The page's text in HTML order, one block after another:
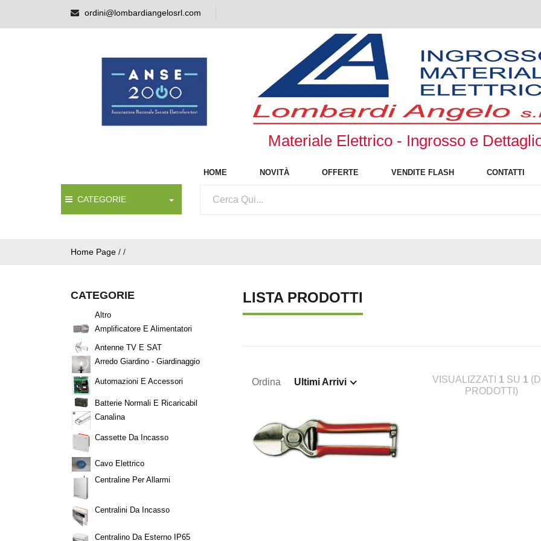
ordini@lombardiangelosrl.com
Materiale Elettrico - Ingrosso e
HOME NOVITÀ OFFERTE VENDITE FLASH CONTATTI
CATEGORIE
Home Page / /
CATEGORIE
Altro
Amplificatore E Alimentatori
Antenne TV E SAT
Arredo Giardino - Giardinaggio
Automazioni E Accessori
Batterie Normali E Ricaricabil
Canalina
Cassette Da Incasso
Cavo Elettrico
Centraline Per Allarmi
Centralini Da Incasso
Centralino Da Esterno IP65
LISTA PRODOTTI
Ordina Ultimi Arrivi VISUALIZZATI 1 SU 1
PRODOTTI)